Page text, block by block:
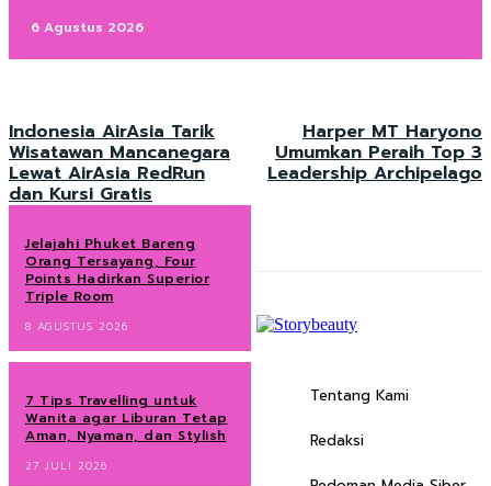
6 Agustus 2026
Indonesia AirAsia Tarik
Wisatawan Mancanegara
Lewat AirAsia RedRun
dan Kursi Gratis
Harper MT Haryono
Umumkan Peraih Top 3
Leadership Archipelago
Jelajahi Phuket Bareng
Orang Tersayang, Four
Points Hadirkan Superior
Triple Room
8 AGUSTUS 2026
7 Tips Travelling untuk
Wanita agar Liburan Tetap
Aman, Nyaman, dan Stylish
27 JULI 2026
Tentang Kami
Redaksi